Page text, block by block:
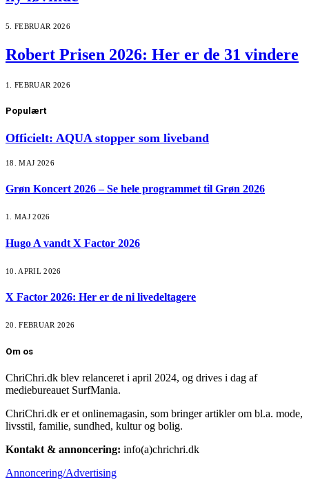
5. FEBRUAR 2026
Robert Prisen 2026: Her er de 31 vindere
1. FEBRUAR 2026
Populært
Officielt: AQUA stopper som liveband
18. MAJ 2026
Grøn Koncert 2026 – Se hele programmet til Grøn 2026
1. MAJ 2026
Hugo A vandt X Factor 2026
10. APRIL 2026
X Factor 2026: Her er de ni livedeltagere
20. FEBRUAR 2026
Om os
ChriChri.dk blev relanceret i april 2024, og drives i dag af
mediebureauet SurfMania.
ChriChri.dk er et onlinemagasin, som bringer artikler om bl.a. mode,
livsstil, familie, sundhed, kultur og bolig.
Kontakt & annoncering: info(a)chrichri.dk
Annoncering/Advertising